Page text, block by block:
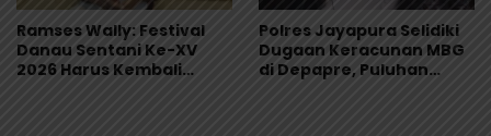
Ramses Wally: Festival
Danau Sentani Ke-XV
2026 Harus Kembali
Polres Jayapura Selidiki
Dugaan Keracunan MBG
di Depapre, Puluhan